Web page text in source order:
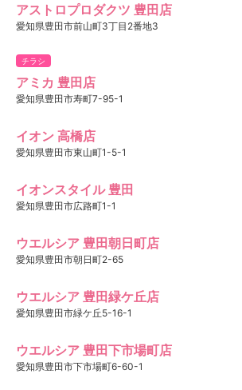
アストロプロダクツ 豊田店
愛知県豊田市前山町3丁目2番地3
チラシ
アミカ 豊田店
愛知県豊田市寿町7-95-1
イオン 高橋店
愛知県豊田市東山町1-5-1
イオンスタイル 豊田
愛知県豊田市広路町1-1
ウエルシア 豊田朝日町店
愛知県豊田市朝日町2-65
ウエルシア 豊田緑ケ丘店
愛知県豊田市緑ケ丘5-16-1
ウエルシア 豊田下市場町店
愛知県豊田市下市場町6-60-1